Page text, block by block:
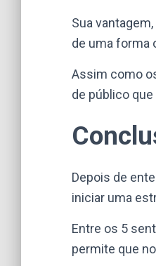
Sua
de uma forma
Assim como
de público
Depois de
iniciar uma
Entre os 5
permite que